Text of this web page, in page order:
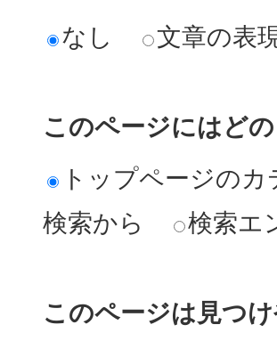
なし
文章の表
このページにはど
トップページのカ
検索から
検索エ
このページは見つ